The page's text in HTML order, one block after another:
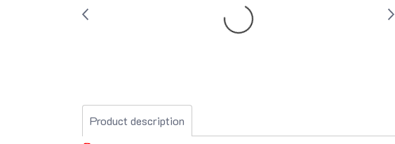
Product description